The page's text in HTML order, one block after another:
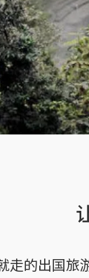
走的出国旅